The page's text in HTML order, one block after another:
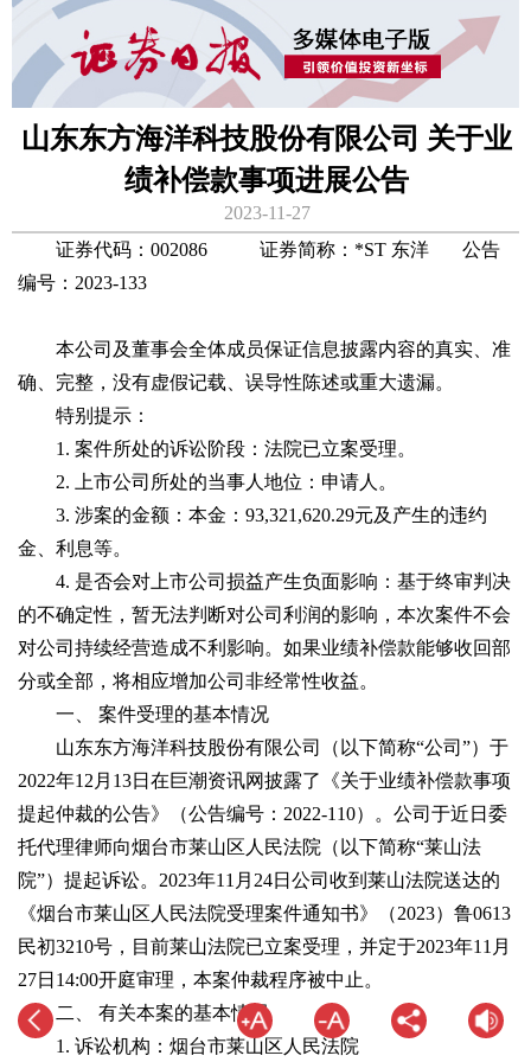
山东东方海洋科技股份有限公司 关于业
绩补偿款事项进展公告
2023-11-27
证券代码：002086 证券简称：*ST 东洋 公告
编号：2023-133
本公司及董事会全体成员保证信息披露内容的真实、准
确、完整，没有虚假记载、误导性陈述或重大遗漏。
特别提示：
1. 案件所处的诉讼阶段：法院已立案受理。
2. 上市公司所处的当事人地位：申请人。
3. 涉案的金额：本金：93,321,620.29元及产生的违约
金、利息等。
4. 是否会对上市公司损益产生负面影响：基于终审判决
的不确定性，暂无法判断对公司利润的影响，本次案件不会
对公司持续经营造成不利影响。如果业绩补偿款能够收回部
分或全部，将相应增加公司非经常性收益。
一、 案件受理的基本情况
山东东方海洋科技股份有限公司（以下简称“公司”）于
2022年12月13日在巨潮资讯网披露了《关于业绩补偿款事项
提起仲裁的公告》（公告编号：2022-110）。公司于近日委
托代理律师向烟台市莱山区人民法院（以下简称“莱山法
院”）提起诉讼。2023年11月24日公司收到莱山法院送达的
《烟台市莱山区人民法院受理案件通知书》（2023）鲁0613
民初3210号，目前莱山法院已立案受理，并定于2023年11月
27日14:00开庭审理，本案仲裁程序被中止。
二、 有关本案的基本情况
1. 诉讼机构：烟台市莱山区人民法院